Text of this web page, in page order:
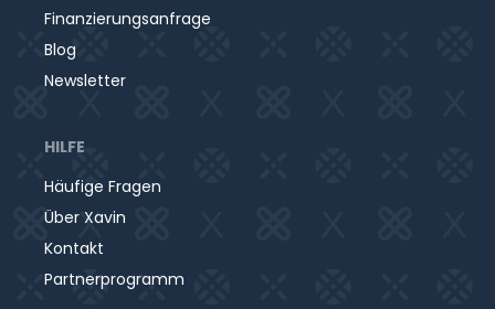
Finanzierungsanfrage
Blog
Newsletter
HILFE
Häufige Fragen
Über Xavin
Kontakt
Partnerprogramm